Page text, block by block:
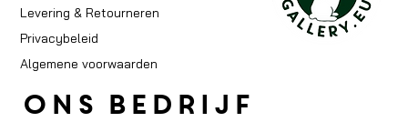
Levering & Retourneren
Privacybeleid
Algemene voorwaarden
ons bedrijf